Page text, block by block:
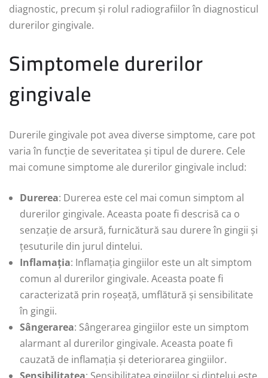
diagnostic, precum și rolul radiografiilor în diagnosticul
durerilor gingivale.
Simptomele durerilor
gingivale
Durerile gingivale pot avea diverse simptome, care pot
varia în funcție de severitatea și tipul de durere. Cele
mai comune simptome ale durerilor gingivale includ:
Durerea: Durerea este cel mai comun simptom al
durerilor gingivale. Aceasta poate fi descrisă ca o
senzație de arsură, furnicătură sau durere în gingii și
țesuturile din jurul dintelui.
Inflamația: Inflamația gingiilor este un alt simptom
comun al durerilor gingivale. Aceasta poate fi
caracterizată prin roșeață, umflătură și sensibilitate
în gingii.
Sângerarea: Sângerarea gingiilor este un simptom
alarmant al durerilor gingivale. Aceasta poate fi
cauzată de inflamația și deteriorarea gingiilor.